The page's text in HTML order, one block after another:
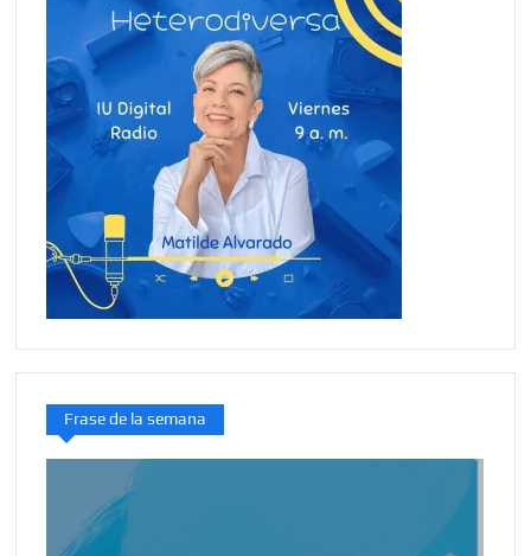
Frase de la semana